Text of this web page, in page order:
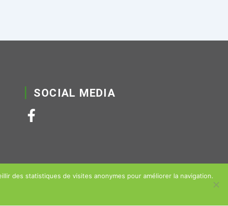
SOCIAL MEDIA
F
b
o
des statistiques de visites anonymes pour améliorer la navigation.